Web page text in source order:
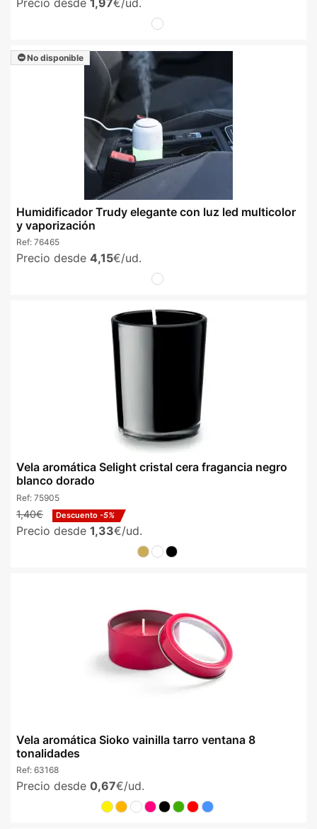
No disponible
Humidificador Trudy elegante con luz led multicolor
y vaporización
Ref: 76465
Precio desde 4,15€/ud.
Vela aromática Selight cristal cera fragancia negro
blanco dorado
Ref: 75905
1,40€ Descuento -5%
Precio desde 1,33€/ud.
Vela aromática Sioko vainilla tarro ventana 8
tonalidades
Ref: 63168
Precio desde 0,67€/ud.